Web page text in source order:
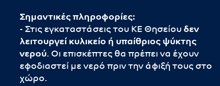
Σημαντικές πληροφορίες:
- Στις εγκαταστάσεις του ΚΕ Θησείου δεν
λειτουργεί κυλικείο ή υπαίθριος ψύκτης
νερού. Οι επισκέπτες θα πρέπει να έχουν
εφοδιαστεί με νερό πριν την άφιξή τους στο
χώρο.